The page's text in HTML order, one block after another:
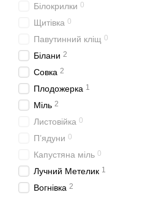
Білокрилки 0
Щитівка 0
Павутинний кліщ 0
Білани 2
Совка 2
Плодожерка 1
Міль 2
Листовійка 0
П’ядуни 0
Капустяна міль 0
Лучний Метелик 1
Вогнівка 2